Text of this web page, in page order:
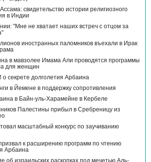
свидетельство истории религиозного
в Индии
"Мне не хватает наших встреч с отцом за
иностранных паломников въехали в Ирак
в мавзолее Имама Али проводятся программы
для женщин
секрете долголетия Арбаина
в Йемене в поддержку сопротивления
в Байн-уль-Харамейне в Кербеле
Палестины прибыл в Сребреницу из
масштабный конкурс по заучиванию
к расширению программ по чтению
Арбаина